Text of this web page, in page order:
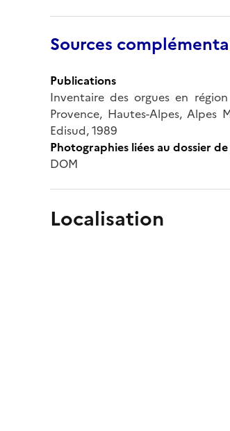
Sources
Publications
Inventaire des orgues en
Provence, Hautes-Alpes, Alpes
Edisud, 1989
Photographies liées au dossier
DOM
Localisation